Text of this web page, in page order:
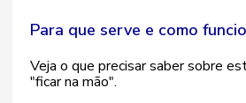
Para que serve e como
Veja o que precisar saber sobre
"ficar na mão".